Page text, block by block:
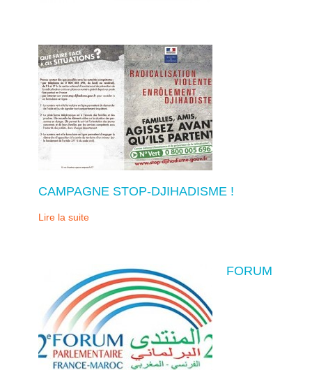
CAMPAGNE STOP-DJIHADISME !
Lire la suite
FORUM